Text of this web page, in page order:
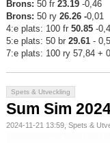
Brons: 50 fr 23.19 -0,46
Brons: 50 ry 26.26 -0,01
4:e plats: 100 fr 50.85 -
5:e plats: 50 br 29.61 -
7:e plats: 100 ry 57,84 +
Spets & Utveckling
Sum Sim
2024-11-21 13:59, Spets &